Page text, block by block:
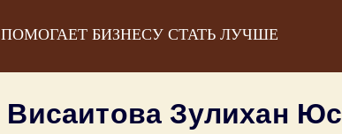
ПОМОГАЕТ БИЗНЕСУ СТАТЬ ЛУЧШЕ
Висаитова Зулихан